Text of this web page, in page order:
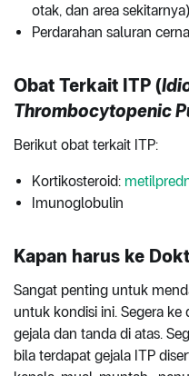
otak, dan area sekitarnya)
Perdarahan saluran cerna
Obat Terkait ITP (
Thrombocytopenic
Berikut obat terkait ITP:
Kortikosteroid:
Imunoglobulin
Kapan harus ke
Sangat penting untuk
untuk kondisi ini. Segera
gejala dan tanda di atas.
bila terdapat gejala ITP